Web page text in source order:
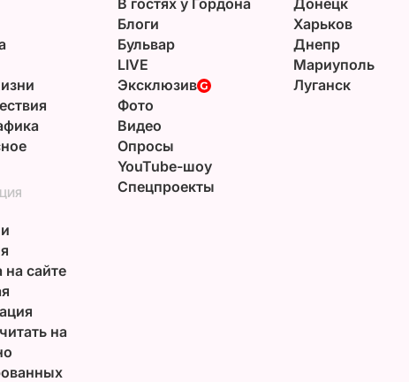
В гостях у Гордона
Блоги
Бульвар
LIVE
Эксклюзив
Фото
Видео
Опросы
YouTube-шоу
Спецпроекты
Донецк
Харьков
Днепр
Мариуполь
Луганск
на сайте
на